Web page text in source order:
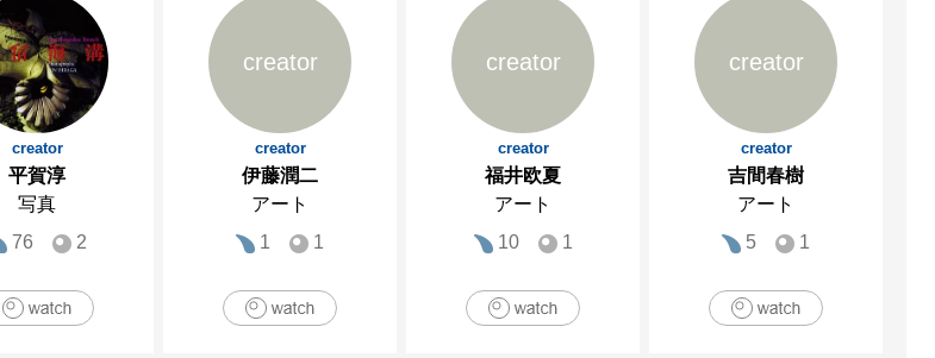
creator
平賀淳
写真
76
2
creator
creator
伊藤潤二
アート
1
1
creator
creator
福井欧夏
アート
10
1
creator
creator
吉間春樹
アート
5
1